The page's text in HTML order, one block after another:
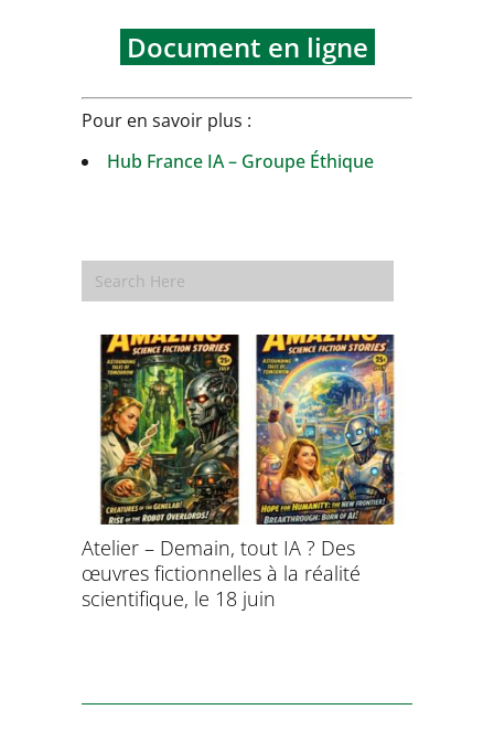
Document en ligne
Pour en savoir plus :
Hub France IA – Groupe Éthique
Atelier – Demain, tout IA ? Des
œuvres fictionnelles à la réalité
scientifique, le 18 juin